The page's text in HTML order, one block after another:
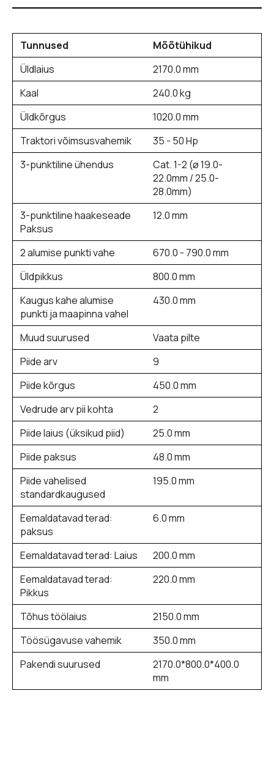
Tunnused
Mõõtühikud
Üldlaius
2170.0 mm
Kaal
240.0 kg
Üldkõrgus
1020.0 mm
Traktori võimsusvahemik
35 - 50 Hp
3-punktiline ühendus
Cat. 1-2 (ø 19.0-
22.0mm / 25.0-
28.0mm)
3-punktiline haakeseade
Paksus
12.0 mm
2 alumise punkti vahe
670.0 - 790.0 mm
Üldpikkus
800.0 mm
Kaugus kahe alumise
punkti ja maapinna vahel
430.0 mm
Muud suurused
Vaata pilte
Piide arv
9
Piide kõrgus
450.0 mm
Vedrude arv pii kohta
2
Piide laius (üksikud piid)
25.0 mm
Piide paksus
48.0 mm
Piide vahelised
standardkaugused
195.0 mm
Eemaldatavad terad:
paksus
6.0 mm
Eemaldatavad terad: Laius
200.0 mm
Eemaldatavad terad:
Pikkus
220.0 mm
Tõhus töölaius
2150.0 mm
Töösügavuse vahemik
350.0 mm
Pakendi suurused
2170.0*800.0*400.0
mm